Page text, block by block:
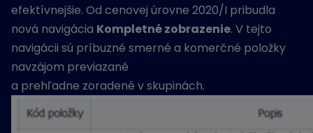
efektívnejšie. Od cenovej úrovne 2020/I pribudla
nová navigácia Kompletné zobrazenie. V tejto
navigácii sú príbuzné smerné a komerčné položky
navzájom previazané
a prehľadne zoradené v skupinách.